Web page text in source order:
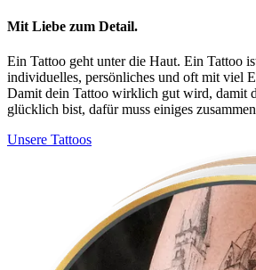
Mit Liebe zum Detail.
Ein Tattoo geht unter die Haut. Ein Tattoo
individuelles, persönliches und oft mit viel
Damit dein Tattoo wirklich gut wird, damit
glücklich bist, dafür muss einiges
Unsere Tattoos